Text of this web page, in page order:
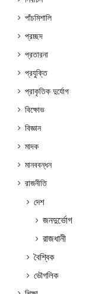
পাঁচমিশালি
প্রচ্ছদ
প্রতারনা
প্রযুক্তি
প্রাকৃতিক দুর্যোগ
বিক্ষোভ
বিজ্ঞান
মাদক
মানববন্ধন
রাজনীতি
দেশ
জনদুর্ভোগ
রাজধানী
বৈশ্বিক
ভৌগলিক